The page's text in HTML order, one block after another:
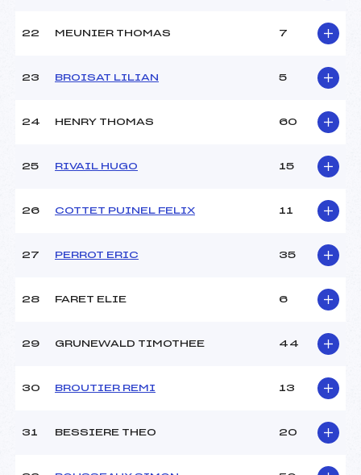
22 MEUNIER THOMAS 7
23 BROISAT LILIAN 5
24 HENRY THOMAS 60
25 RIVAIL HUGO 15
26 COTTET PUINEL FELIX 11
27 PERROT ERIC 35
28 FARET ELIE 6
29 GRUNEWALD TIMOTHEE 44
30 BROUTIER REMI 13
31 BESSIERE THEO 20